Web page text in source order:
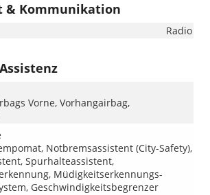
& Kommunikation
Radio
Vorne, Vorhangairbag,
Notbremsassistent (City-Safety),
Spurhalteassistent,
Müdigkeitserkennungs-
Geschwindigkeitsbegrenzer